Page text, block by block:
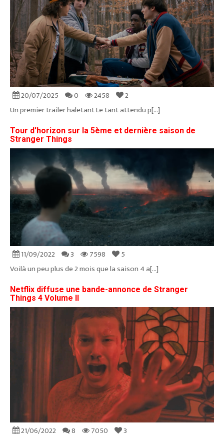
20/07/2025 0 2458
2
Un premier trailer haletant Le tant attendu p[...]
Tour d'horizon sur la 5ème et dernière saison de
Stranger Things
11/09/2022 3 7598
5
Voilà un peu plus de 2 mois que la saison 4 a[...]
Netflix diffuse une bande-annonce de Stranger
Things 4 Volume II
21/06/2022 8 7050
3